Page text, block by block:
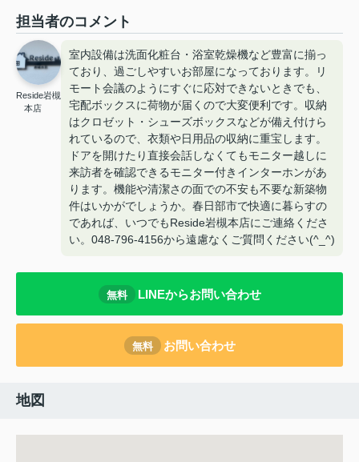
担当者のコメント
Reside岩槻
本店
室内設備は洗面化粧台・浴室乾燥機など豊富に揃っ
ており、過ごしやすいお部屋になっております。リ
モート会議のようにすぐに応対できないときでも、
宅配ボックスに荷物が届くので大変便利です。収納
はクロゼット・シューズボックスなどが備え付けら
れているので、衣類や日用品の収納に重宝します。
ドアを開けたり直接会話しなくてもモニター越しに
来訪者を確認できるモニター付きインターホンがあ
ります。機能や清潔さの面での不安も不要な新築物
件はいかがでしょうか。春日部市で快適に暮らすの
であれば、いつでもReside岩槻本店にご連絡くださ
い。048-796-4156から遠慮なくご質問ください(^_^)
無料 LINEからお問い合わせ
無料 お問い合わせ
地図